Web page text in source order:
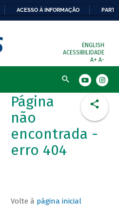
ACESSO À INFORMAÇÃO
ENGLISH
ACESSIBILIDADE
A+ A-
Busca
Página
não
encontrada -
erro 404
Volte à página inicial